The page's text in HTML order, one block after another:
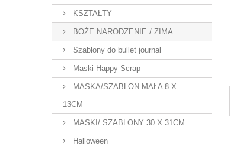
KSZTAŁTY
BOŻE NARODZENIE / ZIMA
Szablony do bullet journal
Maski Happy Scrap
MASKA/SZABLON MAŁA 8 X
13CM
MASKI/ SZABLONY 30 X 31CM
Halloween